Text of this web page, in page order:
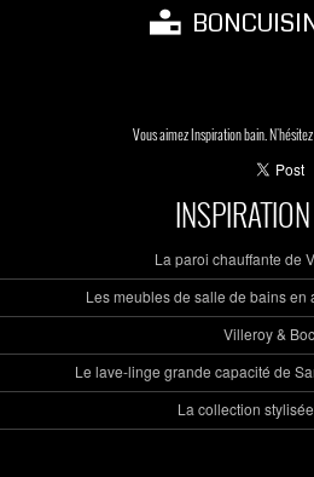
Vous aimez Inspiration bain.
La paroi chauffante de
Les meubles de salle de bains en
Villeroy &
Le lave-linge grande capacité de
La collection